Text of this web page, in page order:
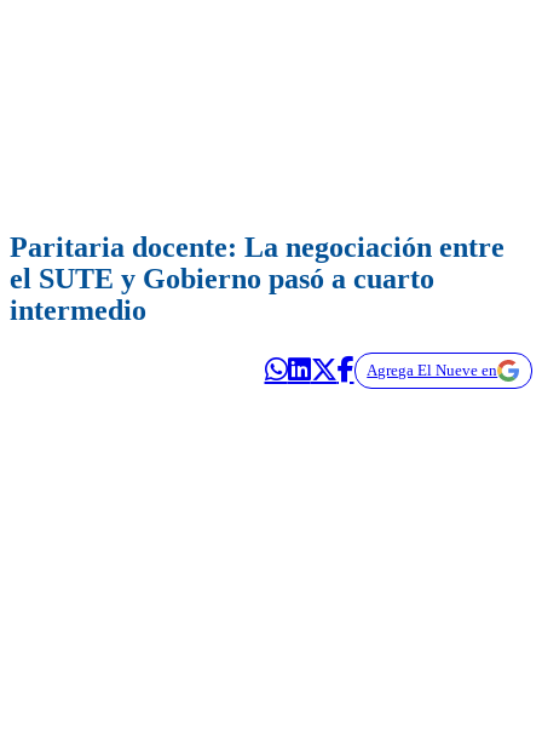
Paritaria docente: La negociación entre
el SUTE y Gobierno pasó a cuarto
intermedio
Agrega El Nueve en